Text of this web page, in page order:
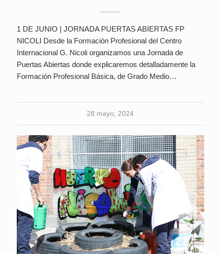
1 DE JUNIO | JORNADA PUERTAS ABIERTAS FP
NICOLI Desde la Formación Profesional del Centro
Internacional G. Nicoli organizamos una Jornada de
Puertas Abiertas donde explicaremos detalladamente la
Formación Profesional Básica, de Grado Medio…
28 mayo, 2024